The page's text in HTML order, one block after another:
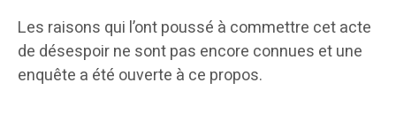
Les raisons qui l’ont poussé à commettre cet acte
de désespoir ne sont pas encore connues et une
enquête a été ouverte à ce propos.